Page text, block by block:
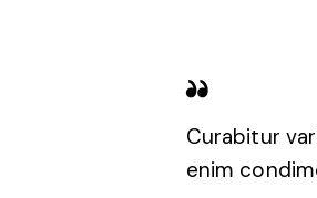
Curabitur
enim